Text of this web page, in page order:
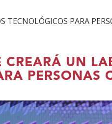
PARA
UN
PERSONAS